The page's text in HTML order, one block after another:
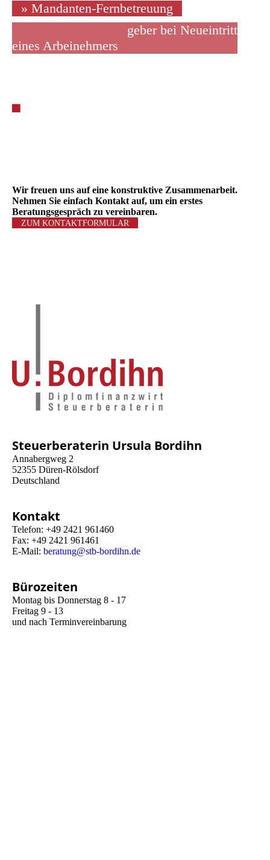
» Mandanten-Fernbetreuung
» Zugang für Arbeitgeber bei Neueintritt
eines Arbeinehmers
Wir freuen uns auf eine konstruktive Zusammenarbeit.
Nehmen Sie einfach Kontakt auf, um ein erstes
Beratungsgespräch zu vereinbaren.
ZUM KONTAKTFORMULAR
Steuerberaterin Ursula Bordihn
Annabergweg 2
52355 Düren-Rölsdorf
Deutschland
Kontakt
Telefon: +49 2421 961460
Fax: +49 2421 961461
E-Mail: beratung@stb-bordihn.de
Bürozeiten
Montag bis Donnerstag 8 - 17
Freitag 9 - 13
und nach Terminvereinbarung